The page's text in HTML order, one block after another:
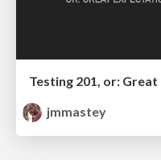
Testing 201, or:
jmmastey